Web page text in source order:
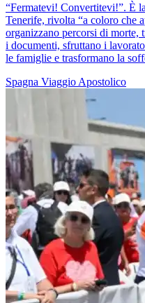
“Fermatevi! Convertitevi!”. È
Tenerife, rivolta “a coloro che
organizzano percorsi di morte,
i documenti, sfruttano i
le famiglie e trasformano la
Spagna Viaggio Apostolico